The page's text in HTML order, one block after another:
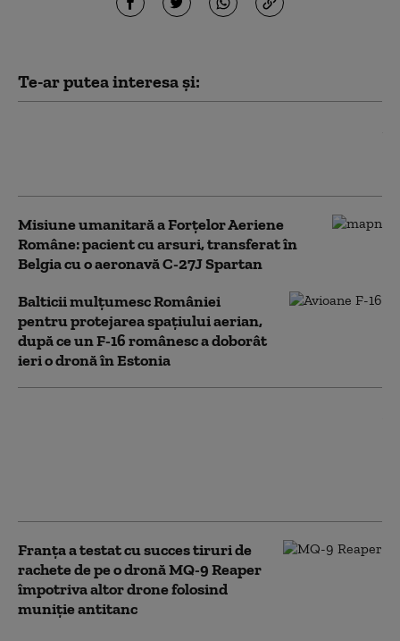
Te-ar putea interesa și:
Misiune umanitară a Forțelor Aeriene
Române: pacient cu arsuri, transferat în
Belgia cu o aeronavă C-27J Spartan
Balticii mulțumesc României
pentru protejarea spațiului aerian,
după ce un F-16 românesc a doborât
ieri o dronă în Estonia
Franţa a testat cu succes tiruri de
rachete de pe o dronă MQ-9 Reaper
împotriva altor drone folosind
muniție antitanc